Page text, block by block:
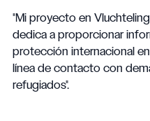
"Mi proyecto en
dedica a proporcionar
protección internacional
línea de contacto con
refugiados".